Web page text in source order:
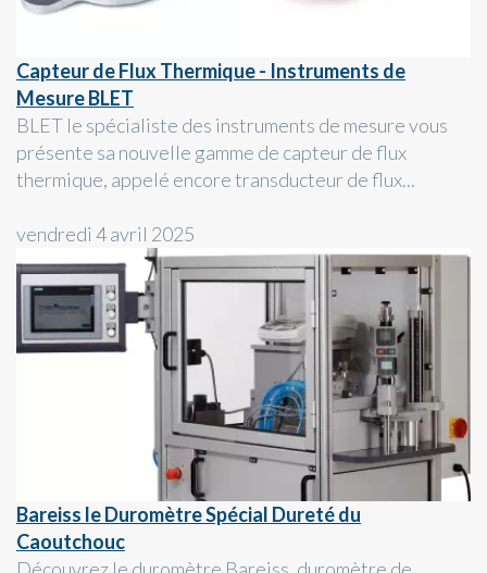
Capteur de Flux Thermique - Instruments de
Mesure BLET
BLET le spécialiste des instruments de mesure vous
présente sa nouvelle gamme de capteur de flux
thermique, appelé encore transducteur de flux...
vendredi 4 avril 2025
Bareiss le Duromètre Spécial Dureté du
Caoutchouc